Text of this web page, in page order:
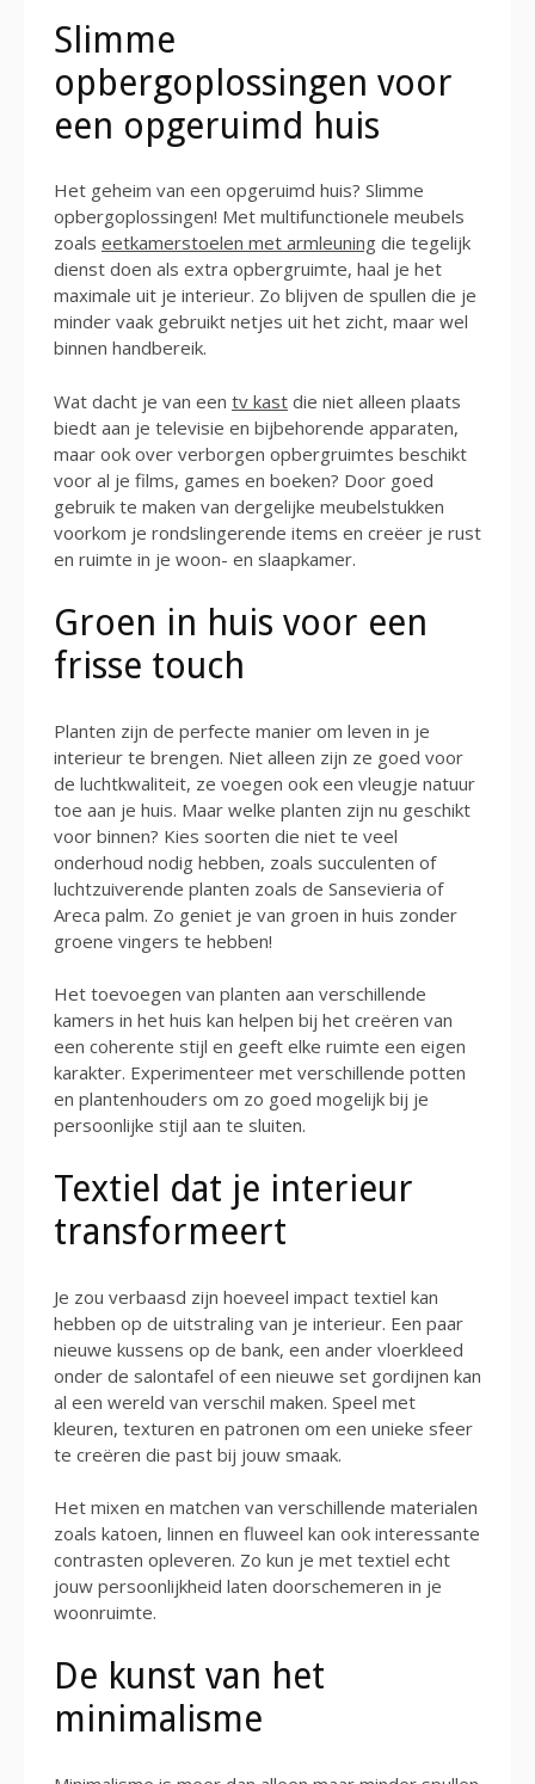
Slimme
opbergoplossingen voor
een opgeruimd huis
Het geheim van een opgeruimd huis? Slimme
opbergoplossingen! Met multifunctionele meubels
zoals eetkamerstoelen met armleuning die tegelijk
dienst doen als extra opbergruimte, haal je het
maximale uit je interieur. Zo blijven de spullen die je
minder vaak gebruikt netjes uit het zicht, maar wel
binnen handbereik.
Wat dacht je van een tv kast die niet alleen plaats
biedt aan je televisie en bijbehorende apparaten,
maar ook over verborgen opbergruimtes beschikt
voor al je films, games en boeken? Door goed
gebruik te maken van dergelijke meubelstukken
voorkom je rondslingerende items en creëer je rust
en ruimte in je woon- en slaapkamer.
Groen in huis voor een
frisse touch
Planten zijn de perfecte manier om leven in je
interieur te brengen. Niet alleen zijn ze goed voor
de luchtkwaliteit, ze voegen ook een vleugje natuur
toe aan je huis. Maar welke planten zijn nu geschikt
voor binnen? Kies soorten die niet te veel
onderhoud nodig hebben, zoals succulenten of
luchtzuiverende planten zoals de Sansevieria of
Areca palm. Zo geniet je van groen in huis zonder
groene vingers te hebben!
Het toevoegen van planten aan verschillende
kamers in het huis kan helpen bij het creëren van
een coherente stijl en geeft elke ruimte een eigen
karakter. Experimenteer met verschillende potten
en plantenhouders om zo goed mogelijk bij je
persoonlijke stijl aan te sluiten.
Textiel dat je interieur
transformeert
Je zou verbaasd zijn hoeveel impact textiel kan
hebben op de uitstraling van je interieur. Een paar
nieuwe kussens op de bank, een ander vloerkleed
onder de salontafel of een nieuwe set gordijnen kan
al een wereld van verschil maken. Speel met
kleuren, texturen en patronen om een unieke sfeer
te creëren die past bij jouw smaak.
Het mixen en matchen van verschillende materialen
zoals katoen, linnen en fluweel kan ook interessante
contrasten opleveren. Zo kun je met textiel echt
jouw persoonlijkheid laten doorschemeren in je
woonruimte.
De kunst van het
minimalisme